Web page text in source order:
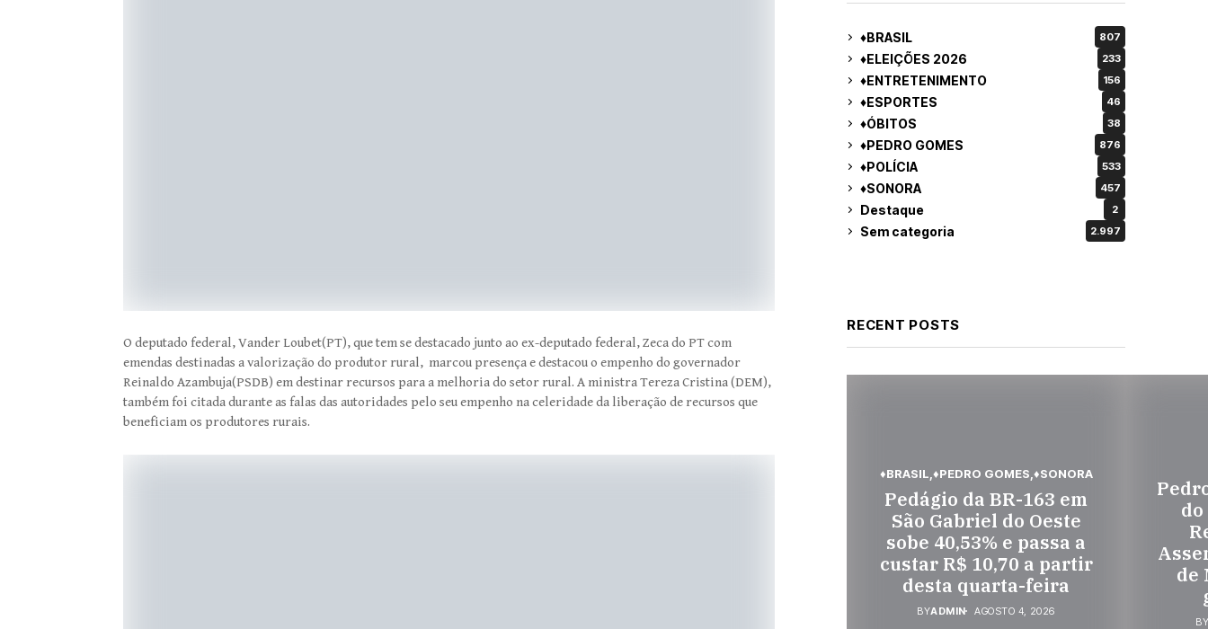
O deputado federal, Vander Loubet(PT), que tem se destacado junto ao ex-deputado federal, Zeca do PT com
emendas destinadas a valorização do produtor rural, marcou presença e destacou o empenho do governador
Reinaldo Azambuja(PSDB) em destinar recursos para a melhoria do setor rural. A ministra Tereza Cristina (DEM),
também foi citada durante as falas das autoridades pelo seu empenho na celeridade da liberação de recursos que
beneficiam os produtores rurais.
♦BRASIL 807
♦ELEIÇÕES 2026 233
♦ENTRETENIMENTO 156
♦ESPORTES 46
♦ÓBITOS 38
♦PEDRO GOMES 876
♦POLÍCIA 533
♦SONORA 457
Destaque 2
Sem categoria 2.997
RECENT POSTS
♦BRASIL ♦PEDRO GOMES ♦SONORA
Pedágio da BR-163 em
São Gabriel do Oeste
sobe 40,53% e passa a
custar R$ 10,70 a partir
desta quarta-feira
BYADMIN AGOSTO 4, 2026
de